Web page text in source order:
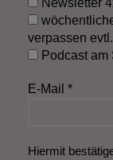
Newsletter
verpassen
Podcast am
E-Mail *
Hiermit